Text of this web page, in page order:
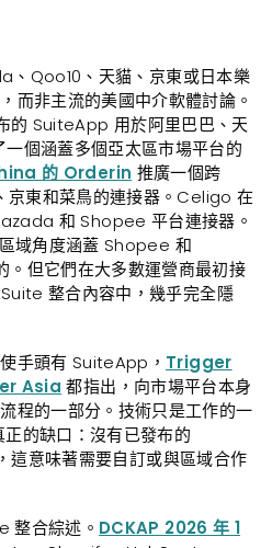
Qoo10、天貓、京東或日本樂
而非主流的美國中介軟體討論。
的 SuiteApp 用於阿里巴巴、天
一個涵蓋多個亞太區市場平台的
的 Orderin 推廣一個跨
東和菜鳥的連接器。Celigo 在
和 Shopee 平台連接器。
域角度涵蓋 Shopee 和
但它們在大多數運營商最初接
整合內容中，幾乎完全隱
手頭有 SuiteApp， Trigger
Asia 都指出，向市場平台本身
程的一部分。技術只是工作的一
的缺口：沒有已發布的
意味著需要自訂或與區域合作
整合綜述。 DCKAP 2026 年 1